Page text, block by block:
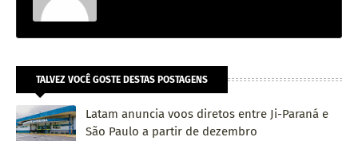
TALVEZ VOCÊ GOSTE DESTAS POSTAGENS
Latam anuncia voos diretos entre Ji-Paraná e
São Paulo a partir de dezembro